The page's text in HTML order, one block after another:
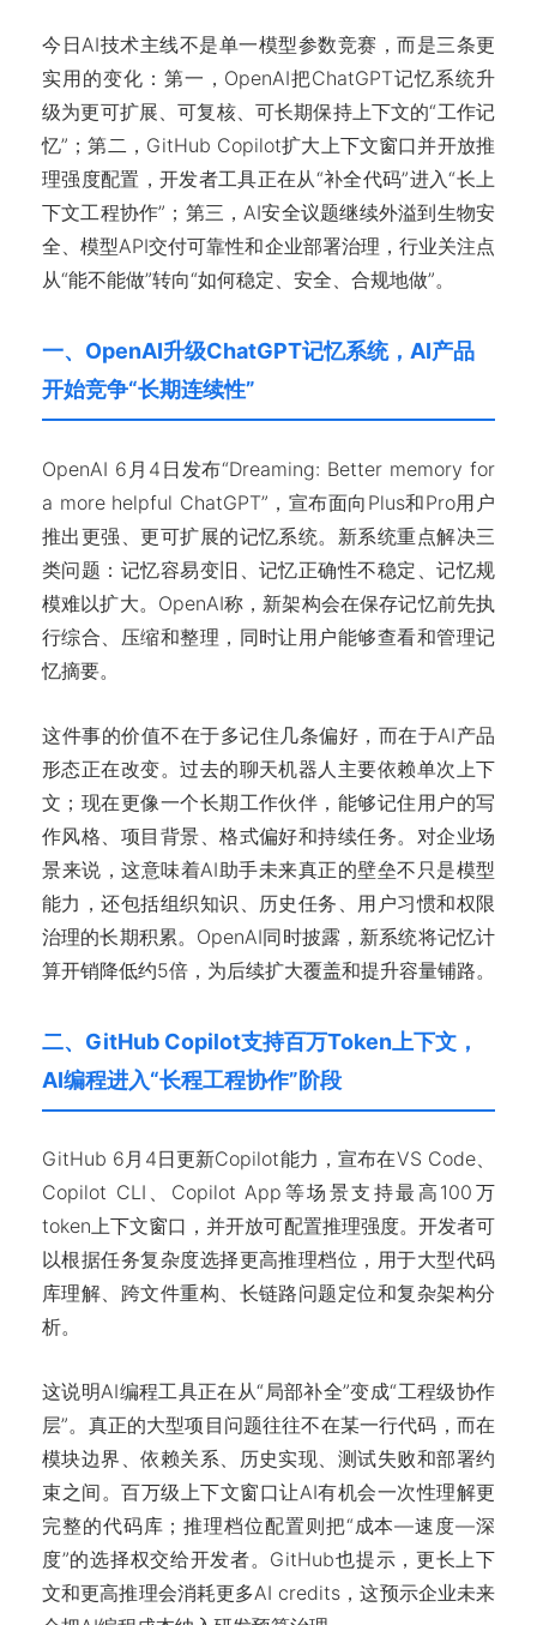
今日AI技术主线不是单一模型参数竞赛，而是三条更
实用的变化：第一，OpenAI把ChatGPT记忆系统升
级为更可扩展、可复核、可长期保持上下文的“工作记
忆”；第二，GitHub Copilot扩大上下文窗口并开放推
理强度配置，开发者工具正在从“补全代码”进入“长上
下文工程协作”；第三，AI安全议题继续外溢到生物安
全、模型API交付可靠性和企业部署治理，行业关注点
从“能不能做”转向“如何稳定、安全、合规地做”。
一、OpenAI升级ChatGPT记忆系统，AI产品
开始竞争“长期连续性”
OpenAI 6月4日发布“Dreaming: Better memory for
a more helpful ChatGPT”，宣布面向Plus和Pro用户
推出更强、更可扩展的记忆系统。新系统重点解决三
类问题：记忆容易变旧、记忆正确性不稳定、记忆规
模难以扩大。OpenAI称，新架构会在保存记忆前先执
行综合、压缩和整理，同时让用户能够查看和管理记
忆摘要。
这件事的价值不在于多记住几条偏好，而在于AI产品
形态正在改变。过去的聊天机器人主要依赖单次上下
文；现在更像一个长期工作伙伴，能够记住用户的写
作风格、项目背景、格式偏好和持续任务。对企业场
景来说，这意味着AI助手未来真正的壁垒不只是模型
能力，还包括组织知识、历史任务、用户习惯和权限
治理的长期积累。OpenAI同时披露，新系统将记忆计
算开销降低约5倍，为后续扩大覆盖和提升容量铺路。
二、GitHub Copilot支持百万Token上下文，
AI编程进入“长程工程协作”阶段
GitHub 6月4日更新Copilot能力，宣布在VS Code、
Copilot CLI、Copilot App等场景支持最高100万
token上下文窗口，并开放可配置推理强度。开发者可
以根据任务复杂度选择更高推理档位，用于大型代码
库理解、跨文件重构、长链路问题定位和复杂架构分
析。
这说明AI编程工具正在从“局部补全”变成“工程级协作
层”。真正的大型项目问题往往不在某一行代码，而在
模块边界、依赖关系、历史实现、测试失败和部署约
束之间。百万级上下文窗口让AI有机会一次性理解更
完整的代码库；推理档位配置则把“成本—速度—深
度”的选择权交给开发者。GitHub也提示，更长上下
文和更高推理会消耗更多AI credits，这预示企业未来